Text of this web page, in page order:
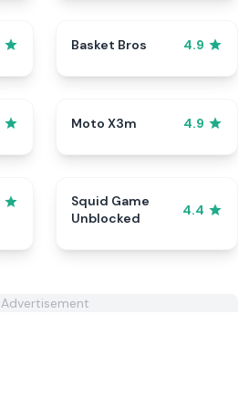
Basket Bros 4.9
Moto X3m 4.9
Squid Game
Unblocked
4.4
Advertisement